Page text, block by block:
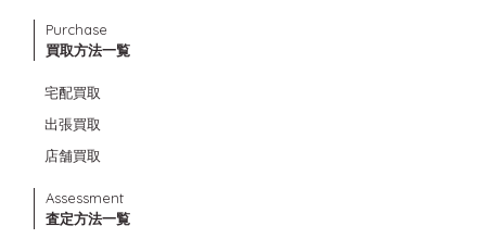
Purchase
買取方法一覧
宅配買取
出張買取
店舗買取
Assessment
査定方法一覧